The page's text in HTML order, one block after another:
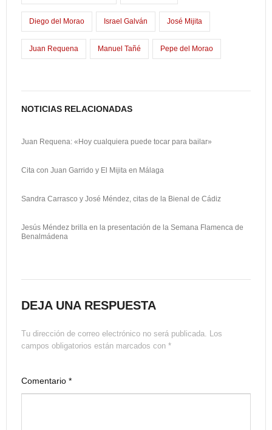
k
o
n
a
r
r
Diego del Morao Israel Galván José Mijita
Juan Requena Manuel Tañé Pepe del Morao
NOTICIAS RELACIONADAS
Juan Requena: «Hoy cualquiera puede tocar para bailar»
Cita con Juan Garrido y El Mijita en Málaga
Sandra Carrasco y José Méndez, citas de la Bienal de Cádiz
Jesús Méndez brilla en la presentación de la Semana Flamenca de
Benalmádena
DEJA UNA RESPUESTA
Tu dirección de correo electrónico no será publicada. Los
campos obligatorios están marcados con *
Comentario *